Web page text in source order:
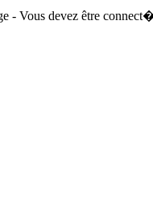
- Vous devez être